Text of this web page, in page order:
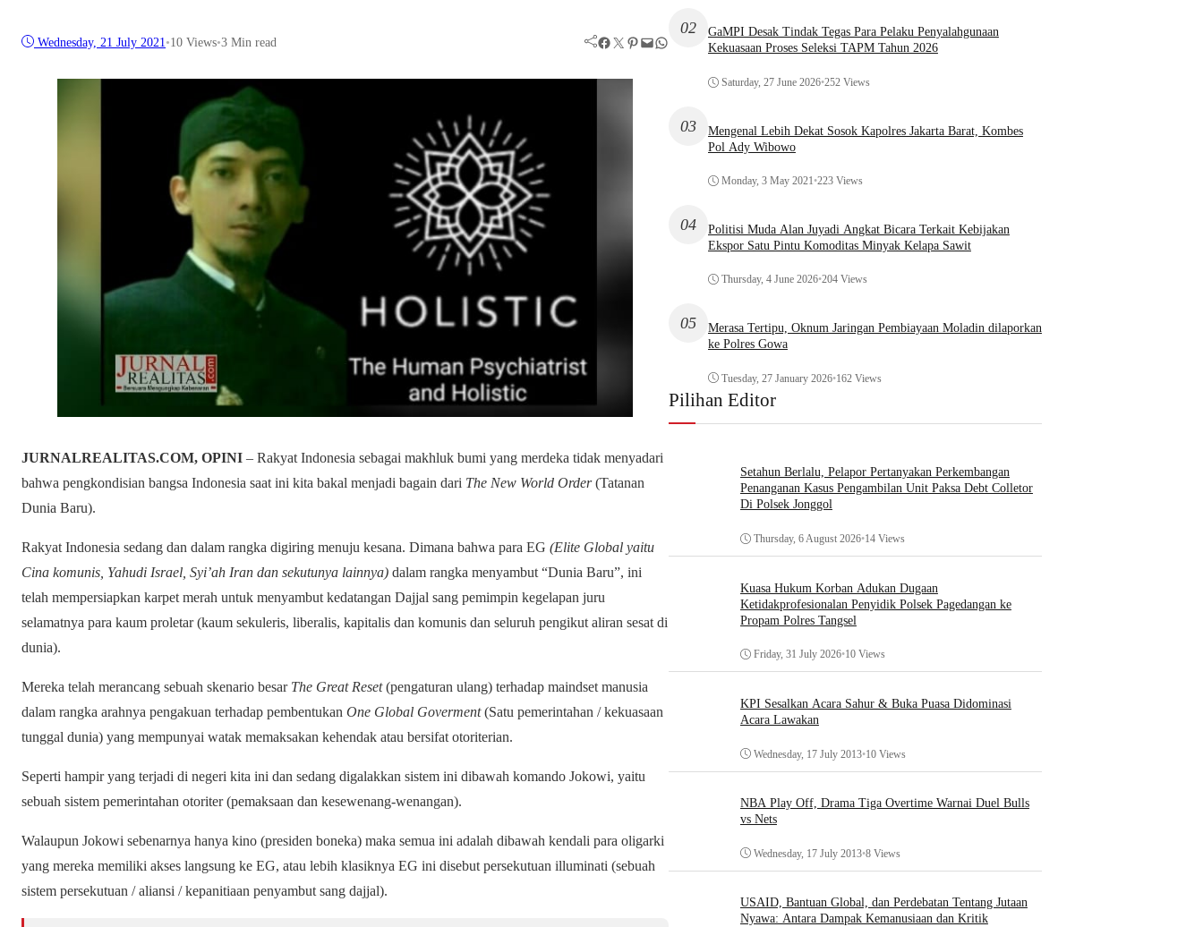
Wednesday, 21 July 2021 •10 Views•3 Min read Facebook Twitter Pinterest Mail WhatsApp
JURNALREALITAS.COM, OPINI – Rakyat Indonesia sebagai makhluk bumi yang merdeka tidak menyadari
bahwa pengkondisian bangsa Indonesia saat ini kita bakal menjadi bagain dari The New World Order(Tatanan
Dunia Baru).
Rakyat Indonesia sedang dan dalam rangka digiring menuju kesana. Dimana bahwa para EG (Elite Global yaitu
Cina komunis, Yahudi Israel, Syi’ah Iran dan sekutunya lainnya) dalam rangka menyambut “Dunia Baru”, ini
telah mempersiapkan karpet merah untuk menyambut kedatangan Dajjal sang pemimpin kegelapan juru
selamatnya para kaum proletar (kaum sekuleris, liberalis, kapitalis dan komunis dan seluruh pengikut aliran sesat di
dunia).
Mereka telah merancang sebuah skenario besar The Great Reset(pengaturan ulang) terhadap maindset manusia
dalam rangka arahnya pengakuan terhadap pembentukan One Global Goverment(Satu pemerintahan / kekuasaan
tunggal dunia) yang mempunyai watak memaksakan kehendak atau bersifat otoriterian.
Seperti hampir yang terjadi di negeri kita ini dan sedang digalakkan sistem ini dibawah komando Jokowi, yaitu
sebuah sistem pemerintahan otoriter (pemaksaan dan kesewenang-wenangan).
Walaupun Jokowi sebenarnya hanya kino (presiden boneka) maka semua ini adalah dibawah kendali para oligarki
yang mereka memiliki akses langsung ke EG, atau lebih klasiknya EG ini disebut persekutuan illuminati (sebuah
sistem persekutuan / aliansi / kepanitiaan penyambut sang dajjal).
02
GaMPI Desak Tindak Tegas Para Pelaku Penyalahgunaan
Kekuasaan Proses Seleksi TAPM Tahun 2026
Saturday, 27 June 2026•252 Views
03
Mengenal Lebih Dekat Sosok Kapolres Jakarta Barat, Kombes
Pol Ady Wibowo
Monday, 3 May 2021•223 Views
04
Politisi Muda Alan Juyadi Angkat Bicara Terkait Kebijakan
Ekspor Satu Pintu Komoditas Minyak Kelapa Sawit
Thursday, 4 June 2026•204 Views
05
Merasa Tertipu, Oknum Jaringan Pembiayaan Moladin dilaporkan
ke Polres Gowa
Tuesday, 27 January 2026•162 Views
Pilihan Editor
Setahun Berlalu, Pelapor Pertanyakan Perkembangan
Penanganan Kasus Pengambilan Unit Paksa Debt Colletor
Di Polsek Jonggol
Thursday, 6 August 2026•14 Views
Kuasa Hukum Korban Adukan Dugaan
Ketidakprofesionalan Penyidik Polsek Pagedangan ke
Propam Polres Tangsel
Friday, 31 July 2026•10 Views
KPI Sesalkan Acara Sahur & Buka Puasa Didominasi
Acara Lawakan
Wednesday, 17 July 2013•10 Views
NBA Play Off, Drama Tiga Overtime Warnai Duel Bulls
vs Nets
Wednesday, 17 July 2013•8 Views
USAID, Bantuan Global, dan Perdebatan Tentang Jutaan
Nyawa: Antara Dampak Kemanusiaan dan Kritik